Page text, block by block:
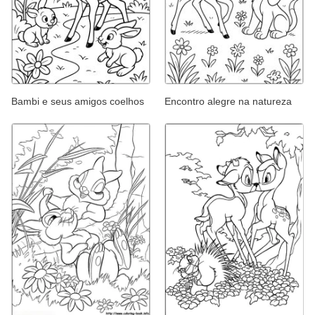
Bambi e seus amigos coelhos Encontro alegre na natureza